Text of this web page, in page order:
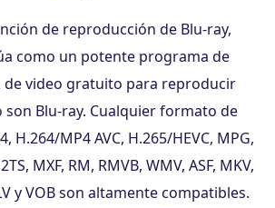
de reproducción de Blu-ray,
como un potente programa de
video gratuito para reproducir
son Blu-ray. Cualquier formato de
H.264/MP4 AVC, H.265/HEVC, MPG,
MXF, RM, RMVB, WMV, ASF, MKV,
y VOB son altamente compatibles.